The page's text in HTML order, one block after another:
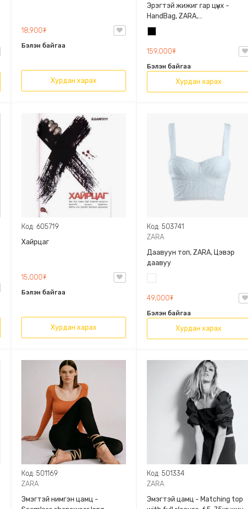
18,900₮
Бэлэн байгаа
Хурдан харах
Эрэгтэй жижиг гар цүнх -
HandBag, ZARA,
3720/005/040, PU арьс
159,000₮
Бэлэн байгаа
Хурдан харах
Код: 605719
Хайрцаг
15,000₮
Бэлэн байгаа
Хурдан харах
Код: 503741
ZARA
Даавуун топ, ZARA, Цэвэр
даавуу
49,000₮
Бэлэн байгаа
Хурдан харах
Код: 501169
ZARA
Эмэгтэй нимгэн цамц -
Код: 501334
ZARA
Эмэгтэй цамц - Matching top